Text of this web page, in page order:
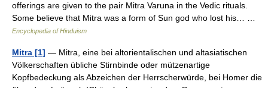
offerings are given to the pair Mitra Varuna in the Vedic rituals.
Some believe that Mitra was a form of Sun god who lost his… …
Encyclopedia of Hinduism
Mitra [1] — Mitra, eine bei altorientalischen und altasiatischen
Völkerschaften übliche Stirnbinde oder mützenartige
Kopfbedeckung als Abzeichen der Herrscherwürde, bei Homer die